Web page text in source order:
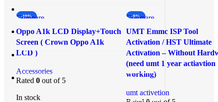
-19%
Compare
Quick view
Add to wishlist
Oppo A1k LCD Display+Touch
Screen ( Crown Oppo A1k
LCD )
Accessories
Rated 0 out of 5
In stock
-8%
Compare
Quick view
Add to wishlist
UMT Emmc ISP Tool
Activation / HST Ultimate
Activation – Without
(need umt 1 year actiavtion
working)
umt activetion